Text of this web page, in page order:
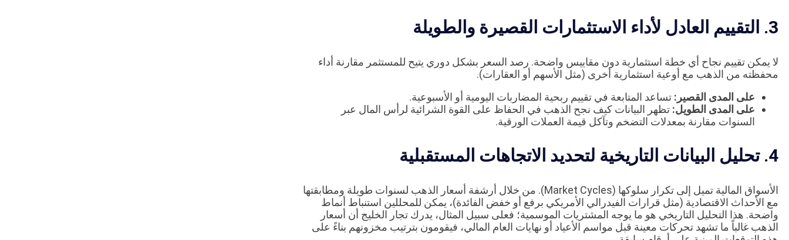
3. التقييم العادل لأداء الاستثمارات القصيرة والطويلة
لا يمكن تقييم نجاح أي خطة استثمارية دون مقاييس واضحة. رصد السعر بشكل دوري يتيح للمستثمر مقارنة أداء
محفظته من الذهب مع أوعية استثمارية أخرى (مثل الأسهم أو العقارات).
على المدى القصير: تساعد المتابعة في تقييم ربحية المضاربات اليومية أو الأسبوعية.
على المدى الطويل: تظهر البيانات كيف نجح الذهب في الحفاظ على القوة الشرائية لرأس المال عبر
السنوات مقارنة بمعدلات التضخم وتآكل قيمة العملات الورقية.
4. تحليل البيانات التاريخية لتحديد الاتجاهات المستقبلية
الأسواق المالية تميل إلى تكرار سلوكها (Market Cycles). من خلال أرشفة أسعار الذهب لسنوات طويلة ومطابقتها
مع الأحداث الاقتصادية (مثل قرارات الفيدرالي الأمريكي برفع أو خفض الفائدة)، يمكن للمحللين استنباط أنماط
واضحة. هذا التحليل التاريخي هو ما يوجه المشتريات الموسمية؛ فعلى سبيل المثال، يدرك تجار الخليج أن أسعار
الذهب غالباً ما تشهد تحركات معينة قبل مواسم الأعياد أو نهايات العام المالي، فيقومون بترتيب مخزونهم بناءً على